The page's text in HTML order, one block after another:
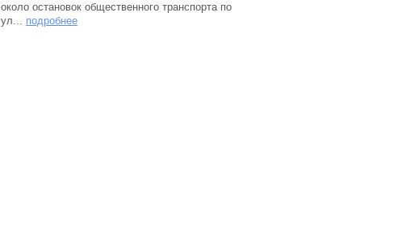
около остановок общественного транспорта по
ул... подробнее